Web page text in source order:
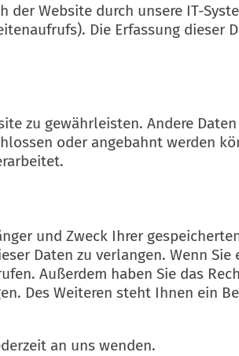
Website durch unsere IT-
Die Erfassung dieser
zu gewährleisten. Andere
oder angebahnt werden
und Zweck Ihrer
Daten zu verlangen. Wenn
Außerdem haben Sie das
Des Weiteren steht Ihnen ein
an uns wenden.